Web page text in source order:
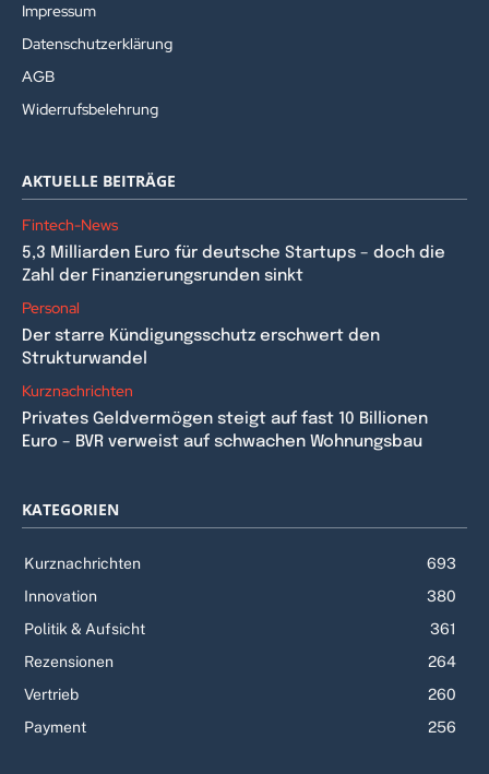
Impressum
Datenschutzerklärung
AGB
Widerrufsbelehrung
AKTUELLE BEITRÄGE
Fintech-News
5,3 Milliarden Euro für deutsche Startups – doch die
Zahl der Finanzierungsrunden sinkt
Personal
Der starre Kündigungsschutz erschwert den
Strukturwandel
Kurznachrichten
Privates Geldvermögen steigt auf fast 10 Billionen
Euro – BVR verweist auf schwachen Wohnungsbau
KATEGORIEN
Kurznachrichten
693
Innovation
380
Politik & Aufsicht
361
Rezensionen
264
Vertrieb
260
Payment
256